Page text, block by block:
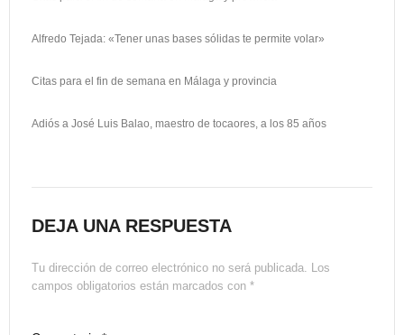
Alfredo Tejada: «Tener unas bases sólidas te permite volar»
Citas para el fin de semana en Málaga y provincia
Adiós a José Luis Balao, maestro de tocaores, a los 85 años
DEJA UNA RESPUESTA
Tu dirección de correo electrónico no será publicada. Los
campos obligatorios están marcados con *